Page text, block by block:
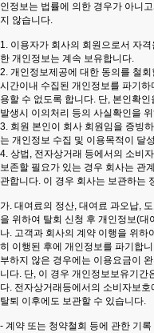
인정보는 법률에 의한 경우가 아니
지 않습니다.
1. 이용자가 회사의 회원으로서 자
한 개인정보는 계속 보유합니다.
2. 개인정보제공에 대한 동의를 철
시간이내 수집된 개인정보를 파기
용할 수 없도록 합니다. 단, 본인확
발생시 이의처리 등의 사실확인을
3. 회원 본인이 회사 회원임을 증빙
는 개인정보 수집 및 이용목적이 달
4. 상법, 전자상거래 등에서의 소비
보존할 필요가 있는 경우 회사는 관
관합니다. 이 경우 회사는 보관하는
가. 대여료의 정산, 대여료 과오납,
을 위하여 탈회 신청 후 개인정보(
나. 고객과 회사의 계약 이행을 위
히 이행된 후에 개인정보를 파기합
부하지 않은 경우에는 이용요금이
니다. 단, 이 경우 개인정보보유기
다. 전자상거래등에서의 소비자보
탈퇴 이후에도 보관할 수 있습니다.
- 계약 또는 청약철회 등에 관한 기록